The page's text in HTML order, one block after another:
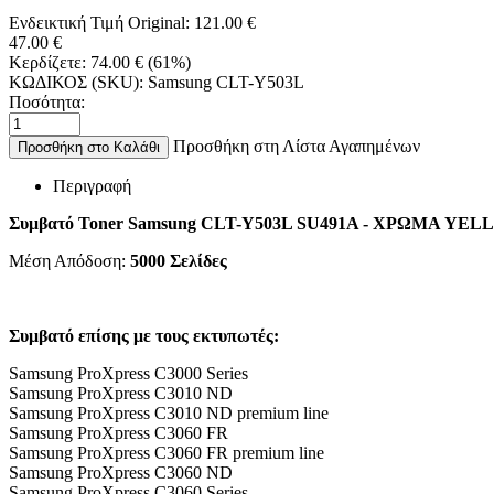
Ενδεικτική Τιμή Original: 121.00 €
47.00 €
Κερδίζετε: 74.00 € (61%)
ΚΩΔΙΚΟΣ (SKU): Samsung CLT-Y503L
Ποσότητα:
Προσθήκη στο Καλάθι Προσθήκη στη Λίστα Αγαπημένων
Περιγραφή
Συμβατό Toner Samsung CLT-Y503L SU491A - ΧΡΩΜΑ
Μέση Απόδοση: 5000 Σελίδες
Συμβατό επίσης με τους εκτυπωτές:
Samsung ProXpress C3000 Series
Samsung ProXpress C3010 ND
Samsung ProXpress C3010 ND premium line
Samsung ProXpress C3060 FR
Samsung ProXpress C3060 FR premium line
Samsung ProXpress C3060 ND